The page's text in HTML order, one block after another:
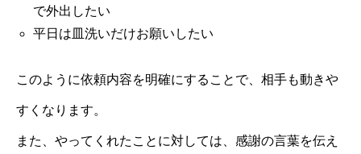
で外出したい
平日は皿洗いだけお願いしたい
このように依頼内容を明確にすることで、相手も動きや
すくなります。
また、やってくれたことに対しては、感謝の言葉を伝え